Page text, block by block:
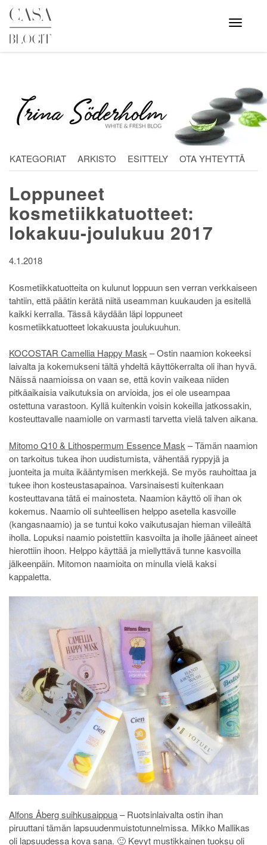
Skip
content
Avaa
valikko
KATEGORIAT ARKISTO ESITTELY OTA YHTEYTTÄ
Loppuneet
kosmetiikkatuotteet:
lokakuu-joulukuu 2017
4.1.2018
Kosmetiikkatuotteita on kulunut loppuun sen verran verkkaiseen
tahtiin, että päätin kerätä niitä useamman kuukauden ja esitellä
kaikki kerralla. Tässä käydään läpi loppuneet
kosmetiikkatuotteet lokakuusta joulukuuhun.
KOCOSTAR Camellia Happy Mask – Ostin naamion kokeeksi
laivalta ja kokemukseni tältä yhdeltä käyttökerralta oli ihan hyvä.
Näissä naamioissa on vaan se, että kovin vaikeaa niiden
pitkäaikaisia vaikutuksia on arvioida, jos ei ole useampaa
ostettuna varastoon. Kyllä kuitenkin voisin kokeilla jatkossakin,
kosteuttavalle naamiolle on varmasti tarvetta vielä talven aikana.
Mitomo Q10 & Lithospermum Essence Mask – Tämän naamion
on tarkoitus tukea ihon uudistumista, vähentää ryppyjä ja
juonteita ja muita ikääntymisen merkkejä. Se myös rauhoittaa ja
tukee ihon kosteustasapainoa. Varsinaisesti kuitenkaan
kosteuttavana tätä ei mainosteta. Naamion käyttö oli ihan ok
kokemus. Naamio oli suhteellisen helppo asetella kasvoille
(kangasnaamio) ja se tuntui koko vaikutusajan hieman viileältä
iholla. Lopuksi naamio poistettiin kasvoilta ja iholle jääneet aineet
hierottiin ihoon. Helppo käyttää ja miellyttävä tunne kasvoilla
jälkeenpäin. Mitomon naamioita on minulla vielä kaksi
kappaletta.
Alfons Åberg suihkusaippua– Ruotsinlaivalta ostin ihan
piruuttani tämän lapsuudenmuistotunnelmissa. Mikko Mallikas
oli lapsuudessa kova sana. 🙂 Kevyt mustikkainen tuoksu oli